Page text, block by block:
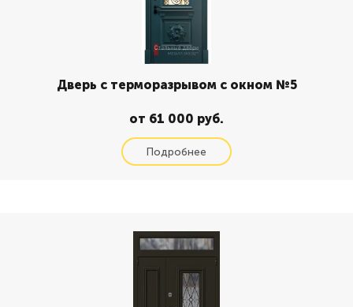
Дверь с терморазрывом с окном №5
от 61 000 руб.